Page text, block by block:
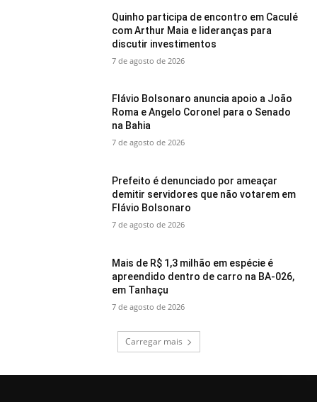
Quinho participa de encontro em Caculé
com Arthur Maia e lideranças para
discutir investimentos
7 de agosto de 2026
Flávio Bolsonaro anuncia apoio a João
Roma e Angelo Coronel para o Senado
na Bahia
7 de agosto de 2026
Prefeito é denunciado por ameaçar
demitir servidores que não votarem em
Flávio Bolsonaro
7 de agosto de 2026
Mais de R$ 1,3 milhão em espécie é
apreendido dentro de carro na BA-026,
em Tanhaçu
7 de agosto de 2026
Carregar mais